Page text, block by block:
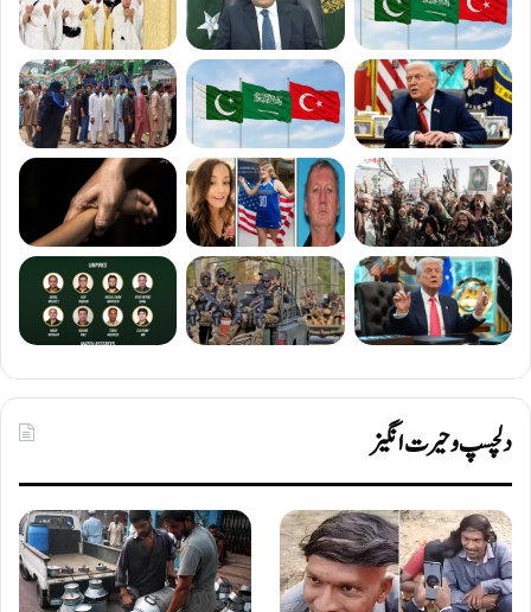
دلچسپ و حیرت انگیز